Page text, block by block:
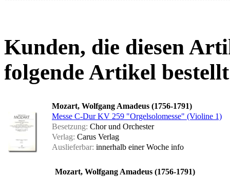
Kunden, die diesen
folgende Artikel
Mozart, Wolfgang Amadeus (1756-1791)
Messe C-Dur KV 259 "Orgelsolomesse" (Violine 1)
Besetzung: Chor und Orchester
Verlag: Carus Verlag
Auslieferbar: innerhalb einer Woche info
Mozart, Wolfgang Amadeus (1756-1791)